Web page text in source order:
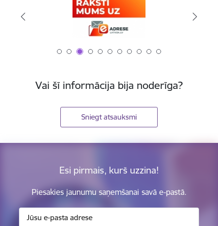
Vai šī informācija bija noderīga?
Sniegt atsauksmi
Esi pirmais, kurš uzzina!
Piesakies jaunumu saņemšanai savā e-pastā.